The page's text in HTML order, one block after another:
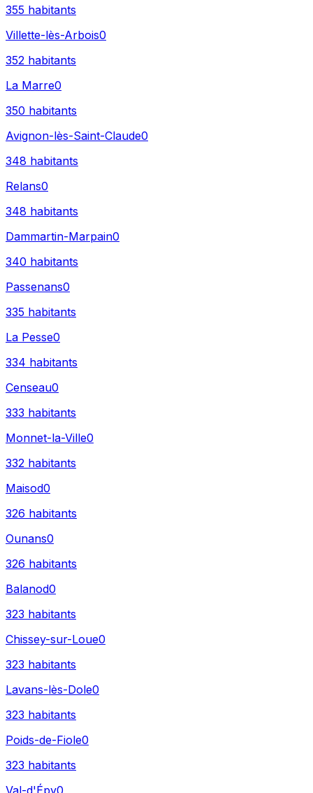
355 habitants
Villette-lès-Arbois0
352 habitants
La Marre0
350 habitants
Avignon-lès-Saint-Claude0
348 habitants
Relans0
348 habitants
Dammartin-Marpain0
340 habitants
Passenans0
335 habitants
La Pesse0
334 habitants
Censeau0
333 habitants
Monnet-la-Ville0
332 habitants
Maisod0
326 habitants
Ounans0
326 habitants
Balanod0
323 habitants
Chissey-sur-Loue0
323 habitants
Lavans-lès-Dole0
323 habitants
Poids-de-Fiole0
323 habitants